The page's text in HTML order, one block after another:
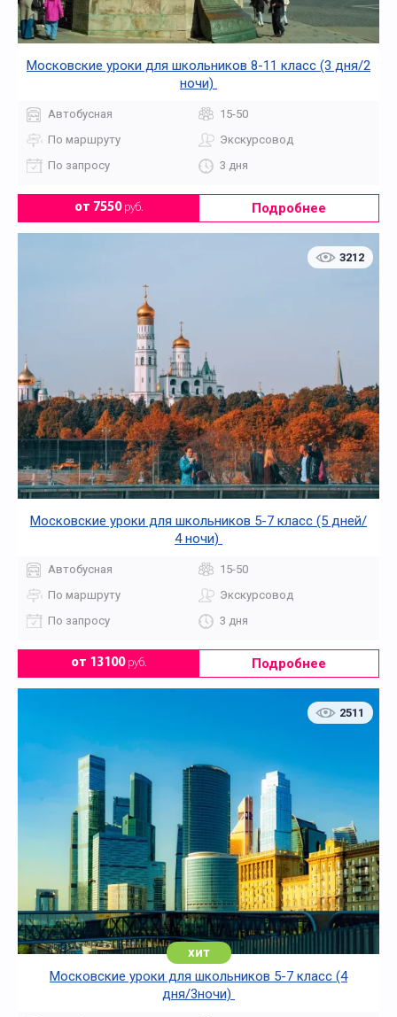
Московские уроки для школьников 8-11 класс (3 дня/2
ночи)
Автобусная
15-50
По маршруту
Экскурсовод
По запросу
3 дня
от 7550руб. Подробнее
3212
Московские уроки для школьников 5-7 класс (5 дней/
4 ночи)
Автобусная
15-50
По маршруту
Экскурсовод
По запросу
3 дня
от 13100руб. Подробнее
2511
хит
Московские уроки для школьников 5-7 класс (4
дня/3ночи)